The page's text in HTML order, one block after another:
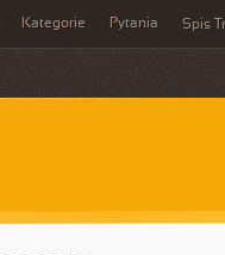
Kategorie Pytania Spis